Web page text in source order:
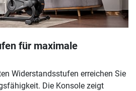
für maximale
Widerstandsstufen erreichen Sie
Die Konsole zeigt